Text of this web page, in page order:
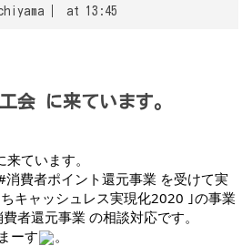
at 13:45
会 に来ています。
来ています。
消費者ポイント還元事業 を受けて実
キャッシュレス実現化2020 ｣の事業
者還元事業 の相談対応です。
ーす
。